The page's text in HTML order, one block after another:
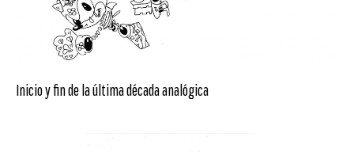
Inicio y fin de la última década analógica